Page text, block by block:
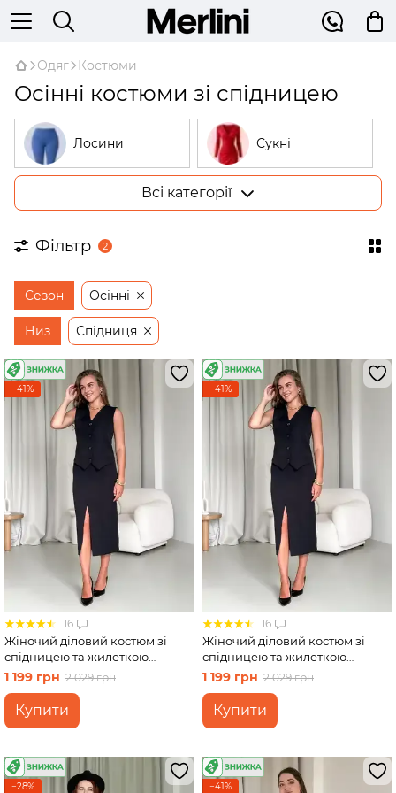
Одяг Костюми
Осінні костюми зі спідницею
Лосини Сукні
Піжами
Сорочки
Штани Жакети
Спідниці Велосипедки
Футболки
Всі категорії
Фільтр 2
Сезон Осінні
Низ Спідниця
−41%
16
Жіночий діловий костюм зі
спідницею та жилеткою
чорний Merlini Ларете
100001441 розмір S-M
1 199 грн 2 029 грн
Купити
−41%
16
Жіночий діловий костюм зі
спідницею та жилеткою
чорний Merlini Ларете
100001441 розмір L-XL
1 199 грн 2 029 грн
Купити
−28% −41%